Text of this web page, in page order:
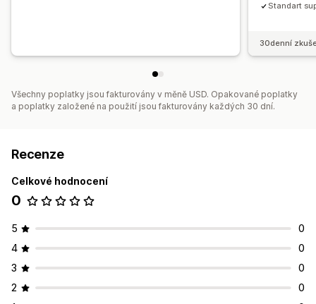
Standart
30denní
Všechny poplatky jsou fakturovány v měně USD. Opakované poplatky
a poplatky založené na použití jsou fakturovány každých 30 dní.
Recenze
Celkové hodnocení
0
5
0
4
0
3
0
2
0